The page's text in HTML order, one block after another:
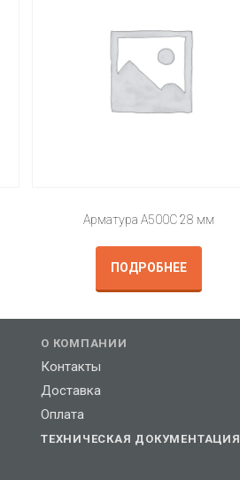
Арматура А500С 28 мм
ПОДРОБНЕЕ
О КОМПАНИИ
Контакты
Доставка
Оплата
ТЕХНИЧЕСКАЯ ДОКУМЕНТАЦИЯ